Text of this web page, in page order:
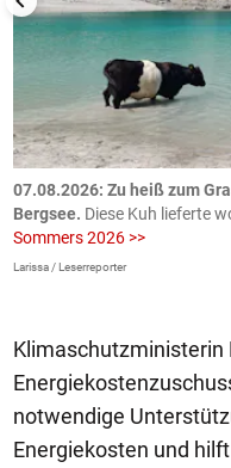
07.08.2026: Zu heiß zum
Bergsee. Diese Kuh lieferte
Sommers 2026 >>
Larissa / Leserreporter
Klimaschutzministerin
notwendige
Energiekosten und